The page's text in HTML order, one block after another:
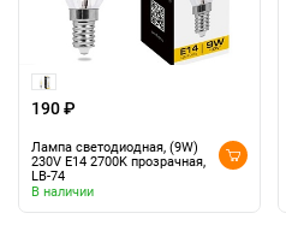
190 ₽
Лампа светодиодная, (9W)
230V E14 2700K прозрачная,
LB-74
В наличии